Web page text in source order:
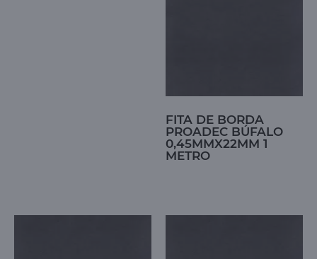
FITA DE BORDA
PROADEC BÚFALO
0,45MMX22MM 1
METRO